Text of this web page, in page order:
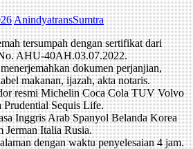
AnindyatransSumtra
tersumpah dengan sertifikat dari
AHU-40AH.03.07.2022.
dokumen perjanjian,
makanan, ijazah, akta notaris.
resmi Michelin Coca Cola TUV Volvo
Prudential Sequis Life.
Inggris Arab Spanyol Belanda Korea
Jerman Italia Rusia.
dengan waktu penyelesaian 4 jam.